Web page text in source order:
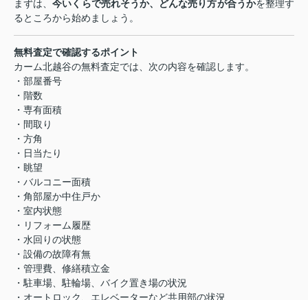
まずは、今いくらで売れそうか、どんな売り方が合うかを整理す
るところから始めましょう。
無料査定で確認するポイント
カーム北越谷の無料査定では、次の内容を確認します。
・部屋番号
・階数
・専有面積
・間取り
・方角
・日当たり
・眺望
・バルコニー面積
・角部屋か中住戸か
・室内状態
・リフォーム履歴
・水回りの状態
・設備の故障有無
・管理費、修繕積立金
・駐車場、駐輪場、バイク置き場の状況
・オートロック、エレベーターなど共用部の状況